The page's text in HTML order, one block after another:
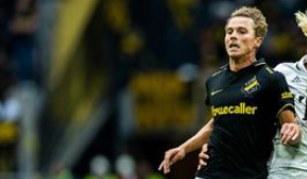
Mostar från Bosnien och Hercegovina.